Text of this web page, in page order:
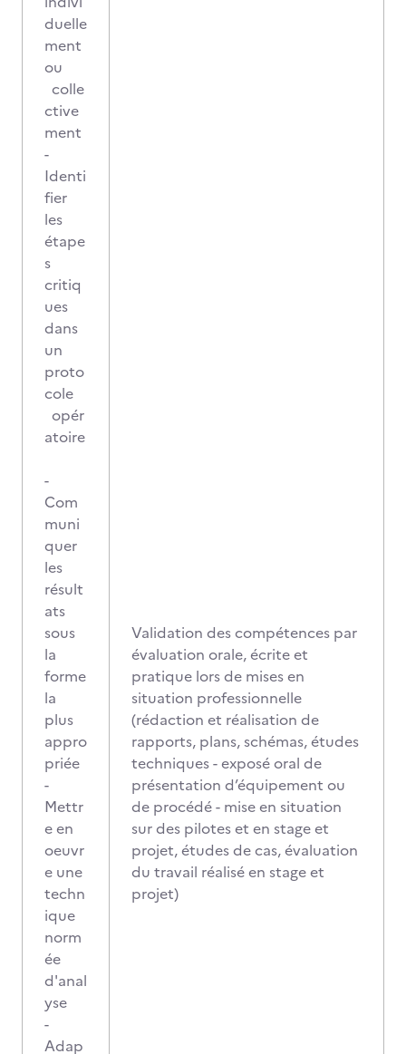
duelle
ment
ou
colle
ctive
ment
-
Identi
fier
les
étape
s
critiq
ues
dans
un
proto
cole
opér
atoire
-
Com
muni
quer
les
résult
ats
sous
la
forme
la
plus
appro
priée
-
Mettr
e en
oeuvr
e une
techn
ique
norm
ée
d'anal
yse
-
Adap
Validation des compétences par
évaluation orale, écrite et
pratique lors de mises en
situation professionnelle
(rédaction et réalisation de
rapports, plans, schémas, études
techniques - exposé oral de
présentation d’équipement ou
de procédé - mise en situation
sur des pilotes et en stage et
projet, études de cas, évaluation
du travail réalisé en stage et
projet)